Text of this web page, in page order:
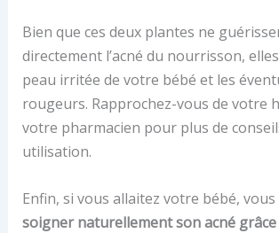
Bien que ces deux plantes ne
directement l’acné du nourrisson,
peau irritée de votre bébé et les
rougeurs. Rapprochez-vous de votre
votre pharmacien pour plus de
utilisation.
Enfin, si vous allaitez votre bébé,
soigner naturellement son acné